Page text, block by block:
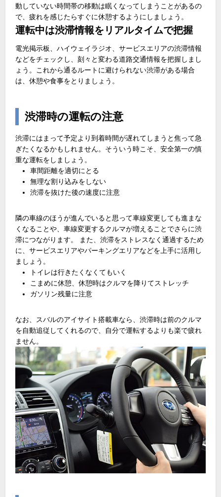
動していない時間帯の移動は眠くなってしまうことがあるの
で、疲れを感じたらすぐに休憩するようにしましょう。
運転中は渋滞情報をリアルタイムで把握
電光掲示板、ハイウェイラジオ、サービスエリアの渋滞情報
などをチェックし、刻々と変わる道路交通情報を把握しまし
ょう。これから通るルートに避けられない渋滞がある場合
は、休憩や食事をとりましょう。
渋滞時の運転の注意
渋滞にはまって予定より到着時間が遅れてしまうと焦って急
ぎたくなるかもしれません。そういう時こそ、安全第一の慎
重な運転をしましょう。
車間距離を適切にとる
無理な割り込みをしない
渋滞を抜けた後の速度に注意
隣の車線のほうが進んでいると思って車線変更しても進まな
くなることや、車線変更するクルマが増えることでさらに渋
滞につながります。 また、渋滞をストレスなく通過するため
に、サービスエリアやパーキングエリアなどを上手に活用し
ましょう。
トイレは行きたくなくてもいく
こまめに休憩、休憩時はクルマを降りてストレッチ
ガソリン残量に注意
なお、スバルのアイサイト搭載車なら、渋滞時は前のクルマ
を自動追従してくれるので、自分で運転するよりも楽で疲れ
ません。